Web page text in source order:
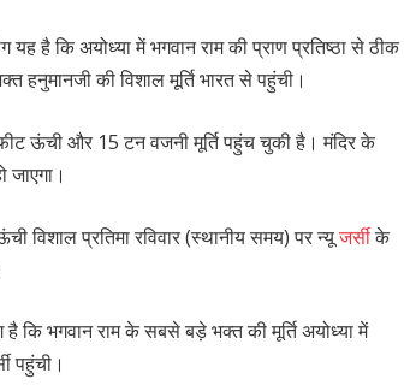
यह है कि अयोध्या में भगवान राम की प्राण प्रतिष्ठा से ठीक
हनुमानजी की विशाल मूर्ति भारत से पहुंची।
फीट ऊंची और 15 टन वजनी मूर्ति पहुंच चुकी है। मंदिर के
जाएगा।
प्रतिमा रविवार (स्थानीय समय) पर न्यूजर्सीके
है कि भगवान राम के सबसे बड़े भक्त की मूर्ति अयोध्या में
पहुंची।